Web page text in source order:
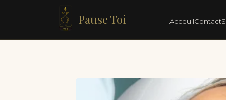
Pause Toi AcceuilContact